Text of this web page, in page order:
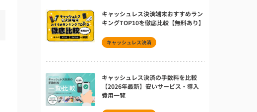
キャッシュレス決済端末おすすめラン
キングTOP10を徹底比較【無料あり】
キャッシュレス決済
キャッシュレス決済の手数料を比較
【2026年最新】安いサービス・導入
費用一覧